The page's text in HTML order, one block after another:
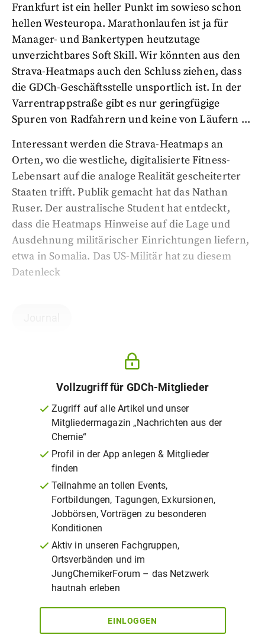
Frankfurt ist ein heller Punkt im sowieso schon
hellen Westeuropa. Marathonlaufen ist ja für
Manager- und Bankertypen heutzutage
unverzichtbares Soft Skill. Wir könnten aus den
Strava-Heatmaps auch den Schluss ziehen, dass
die GDCh-Geschäftsstelle unsportlich ist. In der
Varrentrappstraße gibt es nur geringfügige
Spuren von Radfahrern und keine von Läufern ...
Interessant werden die Strava-Heatmaps an
Orten, wo die westliche, digitalisierte Fitness-
Lebensart auf die analoge Realität gescheiterter
Staaten trifft. Publik gemacht hat das Nathan
Ruser. Der australische Student hat entdeckt,
dass die Heatmaps Hinweise auf die Lage und
Ausdehnung militärischer Einrichtungen liefern,
etwa in Somalia. Das US-Militär hat zu diesem
Datenleck
Vollzugriff für GDCh-Mitglieder
Zugriff auf alle Artikel und unser
Mitgliedermagazin „Nachrichten aus der
Chemie“
Profil in der App anlegen & Mitglieder
finden
Teilnahme an tollen Events,
Fortbildungen, Tagungen, Exkursionen,
Jobbörsen, Vorträgen zu besonderen
Konditionen
Aktiv in unseren Fachgruppen,
Ortsverbänden und im
JungChemikerForum – das Netzwerk
hautnah erleben
EINLOGGEN